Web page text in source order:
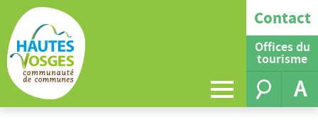
Contact
Offices du
tourisme
A